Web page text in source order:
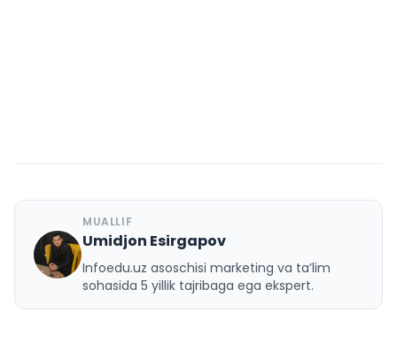
U
MUALLIF
Umidjon Esirgapov
Infoedu.uz asoschisi marketing va ta’lim
sohasida 5 yillik tajribaga ega ekspert.